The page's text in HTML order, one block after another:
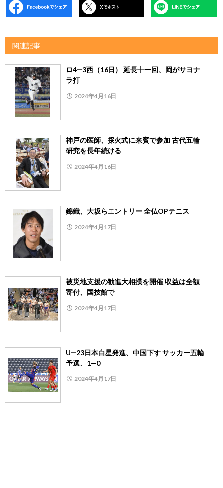
関連記事
ロ4―3西（16日） 延長十一回、岡がサヨナ
ラ打
2024年4月16日
神戸の医師、採火式に来賓で参加 古代五輪
研究を長年続ける
2024年4月16日
錦織、大坂らエントリー 全仏OPテニス
2024年4月17日
被災地支援の勧進大相撲を開催 収益は全額
寄付、国技館で
2024年4月17日
U―23日本白星発進、中国下す サッカー五輪
予選、1―0
2024年4月17日